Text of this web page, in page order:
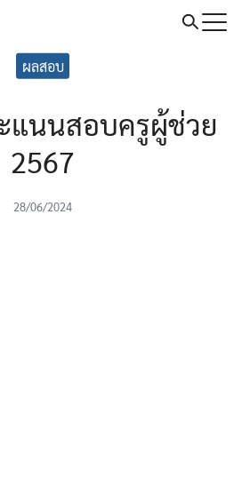
ผลสอบ
แนนสอบครูผู้ช่วย
2567
28/06/2024